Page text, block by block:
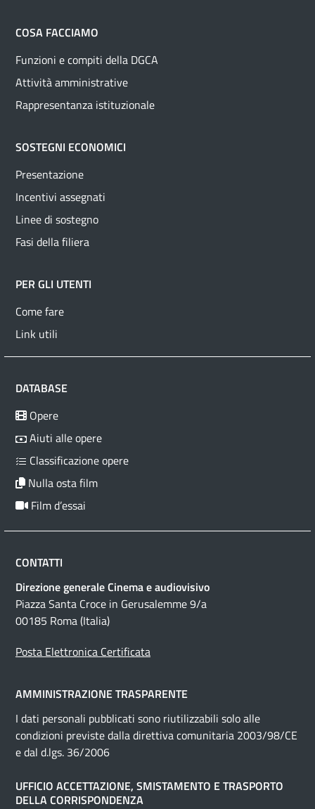
COSA FACCIAMO
Funzioni e compiti della DGCA
Attività amministrative
Rappresentanza istituzionale
SOSTEGNI ECONOMICI
Presentazione
Incentivi assegnati
Linee di sostegno
Fasi della filiera
PER GLI UTENTI
Come fare
Link utili
DATABASE
Opere
Aiuti alle opere
Classificazione opere
Nulla osta film
Film d’essai
CONTATTI
Direzione generale Cinema e audiovisivo
Piazza Santa Croce in Gerusalemme 9/a
00185 Roma (Italia)
Posta Elettronica Certificata
AMMINISTRAZIONE TRASPARENTE
I dati personali pubblicati sono riutilizzabili solo alle
condizioni previste dalla direttiva comunitaria 2003/98/CE
e dal d.lgs. 36/2006
UFFICIO ACCETTAZIONE, SMISTAMENTO E TRASPORTO
DELLA CORRISPONDENZA